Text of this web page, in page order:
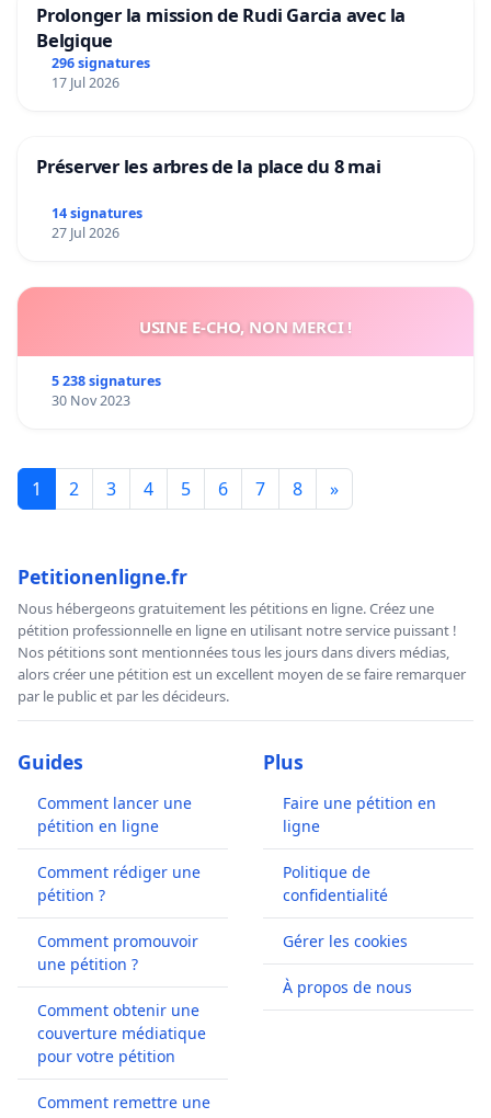
Prolonger la mission de Rudi Garcia avec la
Belgique
296 signatures
17 Jul 2026
Préserver les arbres de la place du 8 mai
14 signatures
27 Jul 2026
USINE E-CHO, NON MERCI !
5 238 signatures
30 Nov 2023
1 2 3 4 5 6 7 8 »
Petitionenligne.fr
Nous hébergeons gratuitement les pétitions en ligne. Créez une
pétition professionnelle en ligne en utilisant notre service puissant !
Nos pétitions sont mentionnées tous les jours dans divers médias,
alors créer une pétition est un excellent moyen de se faire remarquer
par le public et par les décideurs.
Guides
Comment lancer une
pétition en ligne
Comment rédiger une
pétition ?
Comment promouvoir
une pétition ?
Comment obtenir une
couverture médiatique
pour votre pétition
Comment remettre une
Plus
Faire une pétition en
ligne
Politique de
confidentialité
Gérer les cookies
À propos de nous